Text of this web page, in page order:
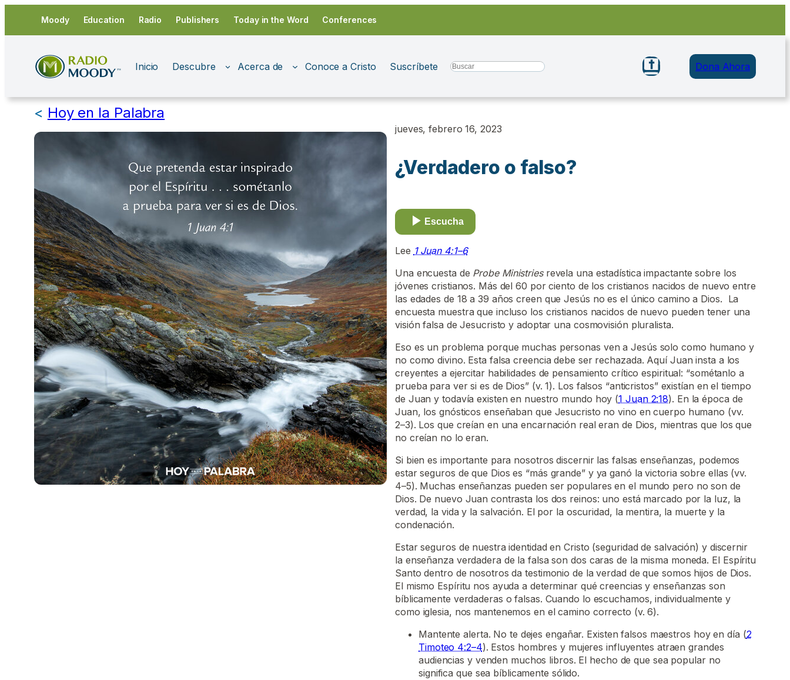
contenido
Moody Education Radio Publishers Today in the Word Conferences
Inicio Descubre Acerca de Conoce a Cristo Suscríbete Search Dona Ahora
< Hoy en la Palabra
jueves, febrero 16, 2023
¿Verdadero o falso?
Escucha
Lee 1 Juan 4:1–6
Una encuesta de Probe Ministriesrevela una estadística impactante sobre los
jóvenes cristianos. Más del 60 por ciento de los cristianos nacidos de nuevo entre
las edades de 18 a 39 años creen que Jesús no es el único camino a Dios. La
encuesta muestra que incluso los cristianos nacidos de nuevo pueden tener una
visión falsa de Jesucristo y adoptar una cosmovisión pluralista.
Eso es un problema porque muchas personas ven a Jesús solo como humano y
no como divino. Esta falsa creencia debe ser rechazada. Aquí Juan insta a los
creyentes a ejercitar habilidades de pensamiento crítico espiritual: “sométanlo a
prueba para ver si es de Dios” (v. 1). Los falsos “anticristos” existían en el tiempo
de Juan y todavía existen en nuestro mundo hoy (1 Juan 2:18). En la época de
Juan, los gnósticos enseñaban que Jesucristo no vino en cuerpo humano (vv.
2–3). Los que creían en una encarnación real eran de Dios, mientras que los que
no creían no lo eran.
Si bien es importante para nosotros discernir las falsas enseñanzas, podemos
estar seguros de que Dios es “más grande” y ya ganó la victoria sobre ellas (vv.
4–5). Muchas enseñanzas pueden ser populares en el mundo pero no son de
Dios. De nuevo Juan contrasta los dos reinos: uno está marcado por la luz, la
verdad, la vida y la salvación. El por la oscuridad, la mentira, la muerte y la
condenación.
Estar seguros de nuestra identidad en Cristo (seguridad de salvación) y discernir
la enseñanza verdadera de la falsa son dos caras de la misma moneda. El Espíritu
Santo dentro de nosotros da testimonio de la verdad de que somos hijos de Dios.
El mismo Espíritu nos ayuda a determinar qué creencias y enseñanzas son
bíblicamente verdaderas o falsas. Cuando lo escuchamos, individualmente y
como iglesia, nos mantenemos en el camino correcto (v. 6).
Mantente alerta. No te dejes engañar. Existen falsos maestros hoy en día (2
Timoteo 4:2–4). Estos hombres y mujeres influyentes atraen grandes
audiencias y venden muchos libros. El hecho de que sea popular no
significa que sea bíblicamente sólido.